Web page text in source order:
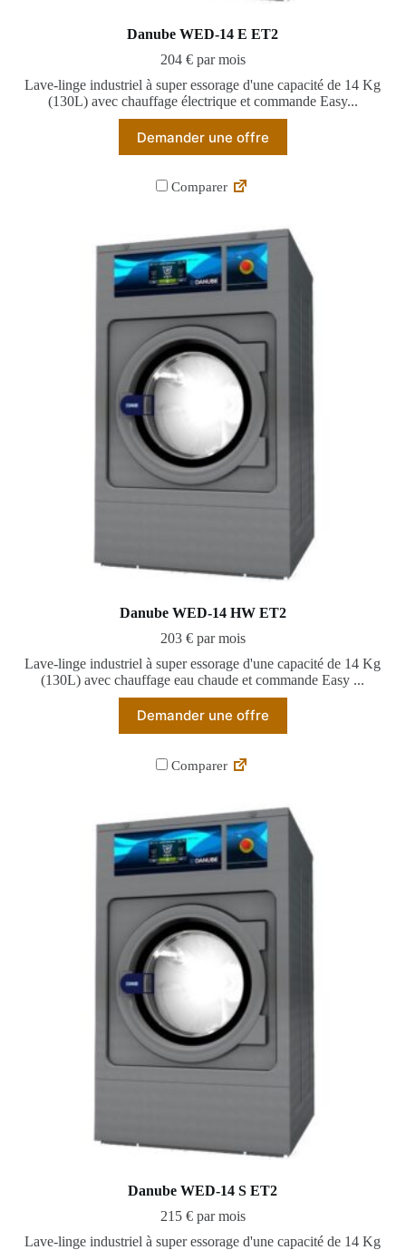
Danube WED-14 E ET2
204 € par mois
Lave-linge industriel à super essorage d'une capacité de 14 Kg
(130L) avec chauffage électrique et commande Easy...
Demander une offre
Comparer
Danube WED-14 HW ET2
203 € par mois
Lave-linge industriel à super essorage d'une capacité de 14 Kg
(130L) avec chauffage eau chaude et commande Easy ...
Demander une offre
Comparer
Danube WED-14 S ET2
215 € par mois
Lave-linge industriel à super essorage d'une capacité de 14 Kg